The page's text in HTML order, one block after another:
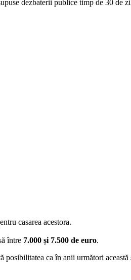
dezbaterii publice timp de 30 de
casarea acestora.
între 7.000 și 7.500 de euro.
ca în anii următori această